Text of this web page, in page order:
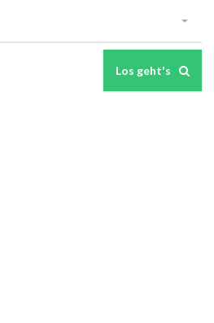
Los geht's